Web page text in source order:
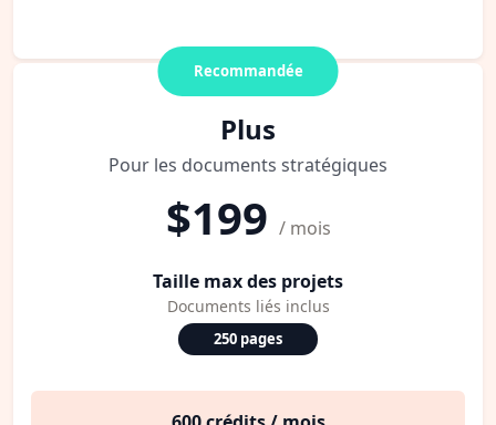
Recommandée
Plus
Pour les documents stratégiques
$199 / mois
Taille max des projets
Documents liés inclus
250 pages